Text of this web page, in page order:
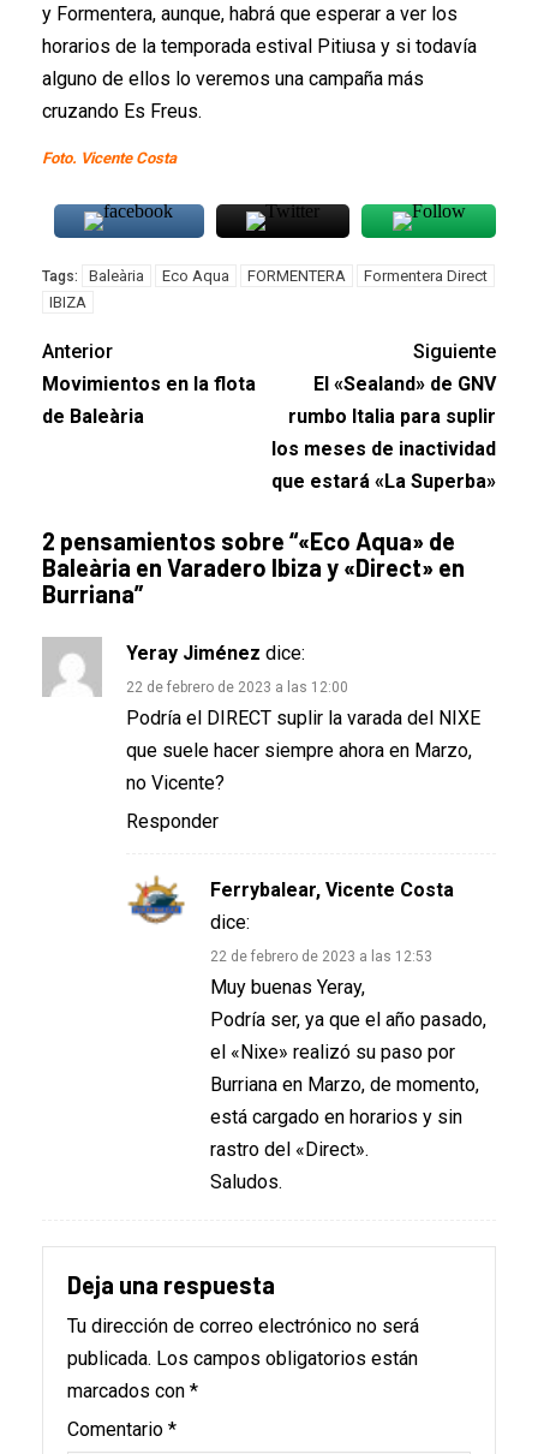
y Formentera, aunque, habrá que esperar a ver los
horarios de la temporada estival Pitiusa y si todavía
alguno de ellos lo veremos una campaña más
cruzando Es Freus.
Foto. Vicente Costa
Tags: Baleària Eco Aqua FORMENTERA
Formentera Direct
IBIZA
Anterior
Movimientos en la flota
de Baleària
Siguiente
El «Sealand» de GNV
rumbo Italia para suplir
los meses de inactividad
que estará «La Superba»
2 pensamientos sobre “«Eco Aqua» de
Baleària en Varadero Ibiza y «Direct» en
Burriana”
Yeray Jiménez dice:
22 de febrero de 2023 a las 12:00
Podría el DIRECT suplir la varada del NIXE
que suele hacer siempre ahora en Marzo,
no Vicente?
Responder
Ferrybalear, Vicente Costa
dice:
22 de febrero de 2023 a las 12:53
Muy buenas Yeray,
Podría ser, ya que el año pasado,
el «Nixe» realizó su paso por
Burriana en Marzo, de momento,
está cargado en horarios y sin
rastro del «Direct».
Saludos.
Deja una respuesta
Tu dirección de correo electrónico no será
publicada. Los campos obligatorios están
marcados con *
Comentario *